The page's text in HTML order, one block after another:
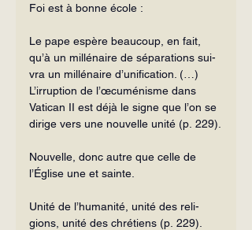
Foi est à bonne école :
Le pape espère beaucoup, en fait,
qu’à un millénaire de séparations sui­
vra un millénaire d’unification. (…)
L’irruption de l’œcuménisme dans
Vatican II est déjà le signe que l’on se
dirige vers une nouvelle unité (p. 229).
Nouvelle, donc autre que celle de
l’Église une et sainte.
Unité de l’humanité, unité des reli­
gions, unité des chrétiens (p. 229).